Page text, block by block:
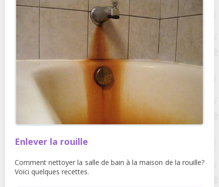
Enlever la rouille
Comment nettoyer la salle de bain à la maison de la rouille?
Voici quelques recettes.